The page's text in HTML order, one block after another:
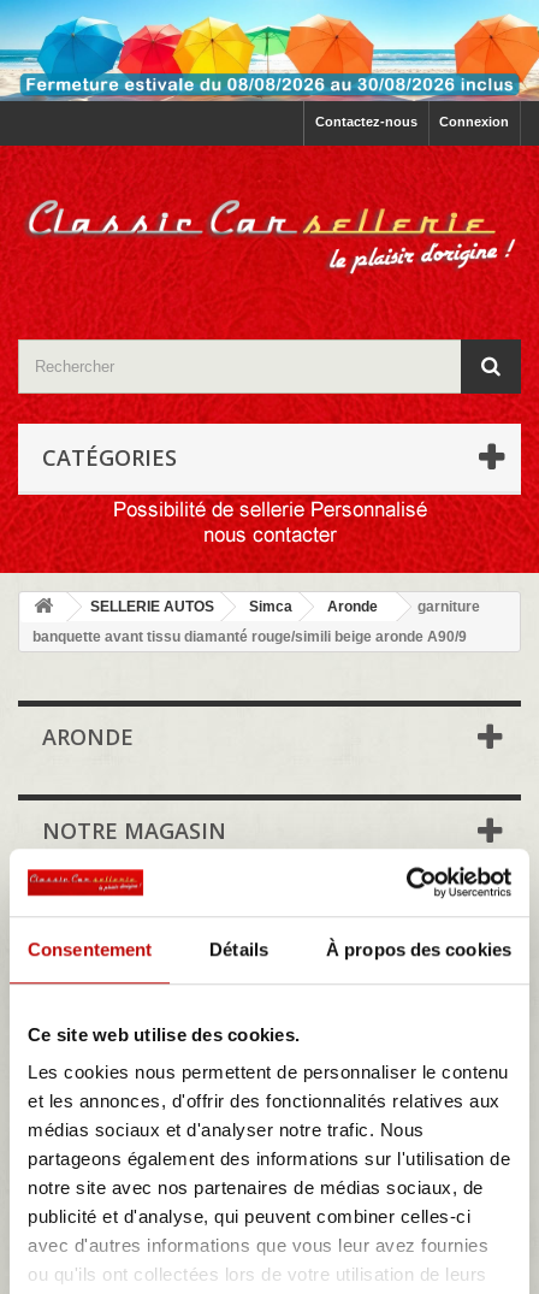
Consentement Détails À propos des cookies
Ce site web utilise des cookies.
Les cookies nous permettent de personnaliser le contenu
et les annonces, d'offrir des fonctionnalités relatives aux
médias sociaux et d'analyser notre trafic. Nous
partageons également des informations sur l'utilisation de
notre site avec nos partenaires de médias sociaux, de
publicité et d'analyse, qui peuvent combiner celles-ci
avec d'autres informations que vous leur avez fournies
ou qu'ils ont collectées lors de votre utilisation de leurs
Connexion
Contactez-nous
CATÉGORIES
SELLERIE AUTOS Simca Aronde
garniture
banquette avant tissu diamanté rouge/simili beige aronde A90/9
ARONDE
NOTRE MAGASIN
DÉJÀ VUS